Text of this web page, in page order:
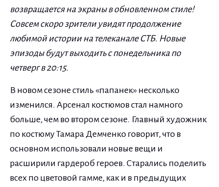
возвращается на экраны в обновленном стиле!
Совсем скоро зрители увидят продолжение
любимой истории на телеканале СТБ. Новые
эпизоды будут выходить с понедельника по
четверг в 20:15.
В новом сезоне стиль «папанек» несколько
изменился. Арсенал костюмов стал намного
больше, чем во втором сезоне. Главный художник
по костюму Тамара Демченко говорит, что в
основном использовали новые вещи и
расширили гардероб героев. Старались поделить
всех по цветовой гамме, как и в предыдущих